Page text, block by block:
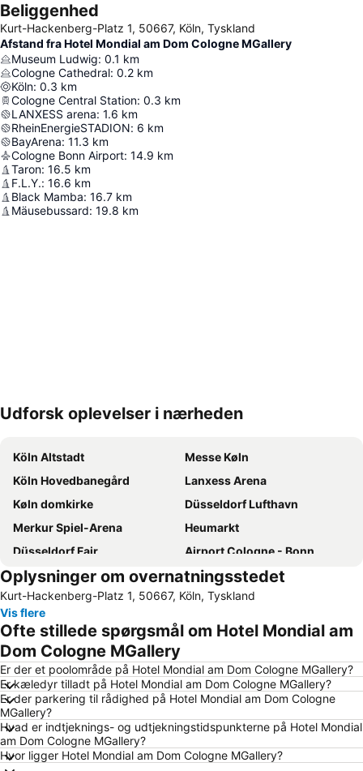
Beliggenhed
Kurt-Hackenberg-Platz 1, 50667, Köln, Tyskland
Afstand fra Hotel Mondial am Dom Cologne MGallery
Museum Ludwig: 0.1 km
Cologne Cathedral: 0.2 km
Köln: 0.3 km
Cologne Central Station: 0.3 km
LANXESS arena: 1.6 km
RheinEnergieSTADION: 6 km
BayArena: 11.3 km
Cologne Bonn Airport: 14.9 km
Taron: 16.5 km
F.L.Y.: 16.6 km
Black Mamba: 16.7 km
Mäusebussard: 19.8 km
Udvid kort
Udforsk oplevelser i nærheden
Köln Altstadt
Messe Køln
Köln Hovedbanegård
Lanxess Arena
Køln domkirke
Düsseldorf Lufthavn
Merkur Spiel-Arena
Heumarkt
Düsseldorf Fair
Airport Cologne - Bonn
Düsseldorf Altstadt
Düsseldorf Hovedbanegård
Bonn-Zentrum
Phantasia forlystelsespark
Ahrweiler
Düsseldorf Stadtmitte
Claudius-Therme
BayArena
Küllenhahn
Schloss Drachenburg
Imhoff-Schokoladenmuseum
Deutz
ISS Dome
Bahnhof Düsseldorf Flughafen
Altes Rathaus Düsseldorf
Pempelfort
Oplysninger om overnatningsstedet
Kurt-Hackenberg-Platz 1, 50667, Köln, Tyskland
Vis flere
Ofte stillede spørgsmål om Hotel Mondial am
Dom Cologne MGallery
Er der et poolområde på Hotel Mondial am Dom Cologne MGallery?
Er kæledyr tilladt på Hotel Mondial am Dom Cologne MGallery?
Er der parkering til rådighed på Hotel Mondial am Dom Cologne
MGallery?
Hvad er indtjeknings- og udtjekningstidspunkterne på Hotel Mondial
am Dom Cologne MGallery?
Hvor ligger Hotel Mondial am Dom Cologne MGallery?